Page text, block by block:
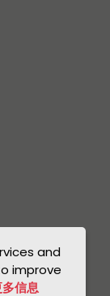
and
improve
信息